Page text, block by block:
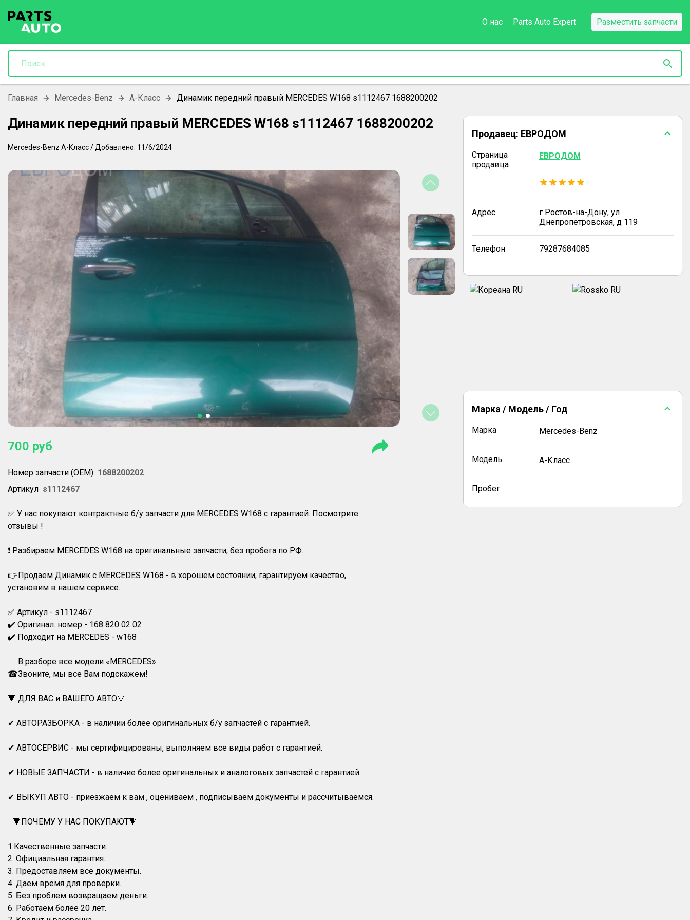
О нас Parts Auto Expert Разместить запчасти
Главная Mercedes-Benz A-Класс Динамик передний правый MERCEDES W168 s1112467 1688200202
Динамик передний правый MERCEDES W168 s1112467 1688200202
Mercedes-Benz A-Класс/ Добавлено: 11/6/2024
700 руб
Номер запчасти (OEM) 1688200202
Артикул s1112467
✅ У нас покупают контрактные б/у запчасти для MERCEDES W168 с гарантией. Посмотрите
отзывы !
❗ Разбираем MERCEDES W168 на оригинальные запчасти, без пробега по РФ.
👉Продаем Динамик с MERCEDES W168 - в хорошем состоянии, гарантируем качество,
установим в нашем сервисе.
✅ Артикул - s1112467
✔️ Оригинал. номер - 168 820 02 02
✔️ Подходит на MERCEDES - w168
🔷 В разборе все модели «MERCEDES»
☎Звоните, мы все Вам подскажем!
🔻 ДЛЯ ВАС и ВАШЕГО АВТО🔻
✔ АВТОРАЗБОРКА - в наличии более оригинальных б/у запчастей с гарантией.
✔ АВТОСЕРВИС - мы сертифицированы, выполняем все виды работ с гарантией.
✔ НОВЫЕ ЗАПЧАСТИ - в наличие более оригинальных и аналоговых запчастей с гарантией.
✔ ВЫКУП АВТО - приезжаем к вам , оцениваем , подписываем документы и рассчитываемся.
🔻ПОЧЕМУ У НАС ПОКУПАЮТ🔻
1.Качественные запчасти.
2. Официальная гарантия.
3. Предоставляем все документы.
4. Даем время для проверки.
5. Без проблем возвращаем деньги.
6. Работаем более 20 лет.
Продавец: ЕВРОДОМ
Страница
продавца
ЕВРОДОМ
Адрес
г Ростов-на-Дону, ул
Днепропетровская, д 119
Телефон 79287684085
Марка / Модель / Год
Марка Mercedes-Benz
Модель A-Класс
Пробег